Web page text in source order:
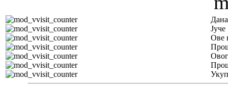
Јуче
Ове